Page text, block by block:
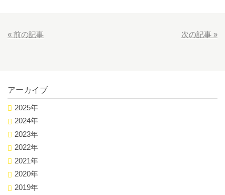
« 前の記事 次の記事 »
アーカイブ
2025年
2024年
2023年
2022年
2021年
2020年
2019年